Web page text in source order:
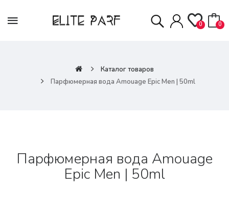
0 0
Каталог товаров
Парфюмерная вода Amouage Epic Men | 50ml
Парфюмерная вода Amouage
Epic Men | 50ml